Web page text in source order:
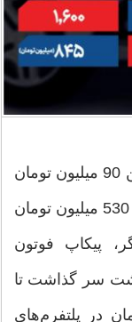
لوکانو L7 نسبت به روز معاملاتی پیشین 90 میلیون تومان
گران شد تا امروز با نرخ چهار میلیارد و 530 میلیون تومان
پیکاپ فوتون
را پشت سر گذاشت تا
490 میلیون تومان در پلتفرم‌های